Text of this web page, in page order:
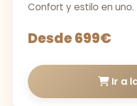
Confort y estilo en uno.
Desde 699€
Ir a